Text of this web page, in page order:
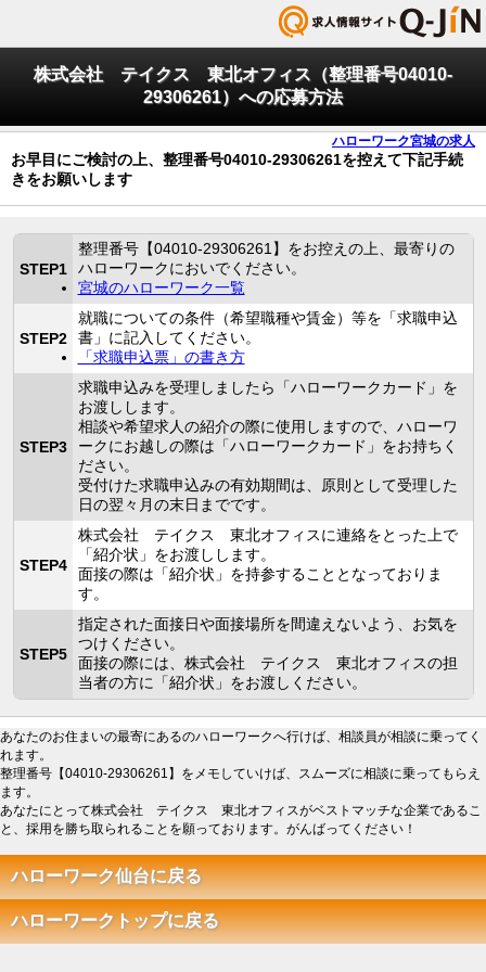
株式会社 テイクス 東北オフィス（整理番号04010-
29306261）への応募方法
ハローワーク宮城の求人
お早目にご検討の上、整理番号04010-29306261を控えて下記手続
きをお願いします
STEP1
整理番号【04010-29306261】をお控えの上、最寄りの
ハローワークにおいでください。
宮城のハローワーク一覧
STEP2
就職についての条件（希望職種や賃金）等を「求職申込
書」に記入してください。
「求職申込票」の書き方
STEP3
求職申込みを受理しましたら「ハローワークカード」を
お渡しします。
相談や希望求人の紹介の際に使用しますので、ハローワ
ークにお越しの際は「ハローワークカード」をお持ちく
ださい。
受付けた求職申込みの有効期間は、原則として受理した
日の翌々月の末日までです。
STEP4
株式会社 テイクス 東北オフィスに連絡をとった上で
「紹介状」をお渡しします。
面接の際は「紹介状」を持参することとなっておりま
す。
STEP5
指定された面接日や面接場所を間違えないよう、お気を
つけください。
面接の際には、株式会社 テイクス 東北オフィスの担
当者の方に「紹介状」をお渡しください。
あなたのお住まいの最寄にあるのハローワークへ行けば、相談員が相談に乗ってく
れます。
整理番号【04010-29306261】をメモしていけば、スムーズに相談に乗ってもらえ
ます。
あなたにとって株式会社 テイクス 東北オフィスがベストマッチな企業であるこ
と、採用を勝ち取られることを願っております。がんばってください！
ハローワーク仙台に戻る
ハローワークトップに戻る